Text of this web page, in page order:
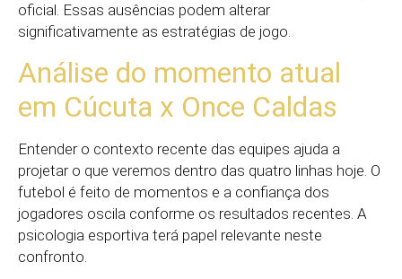
oficial. Essas ausências podem alterar
significativamente as estratégias de jogo.
Análise do momento atual
em Cúcuta x Once Caldas
Entender o contexto recente das equipes ajuda a
projetar o que veremos dentro das quatro linhas hoje. O
futebol é feito de momentos e a confiança dos
jogadores oscila conforme os resultados recentes. A
psicologia esportiva terá papel relevante neste
confronto.